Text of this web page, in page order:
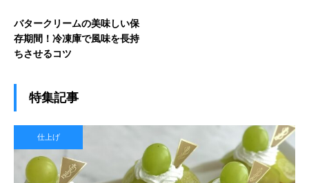
バタークリームの美味しい保
存期間！冷凍庫で風味を長持
ちさせるコツ
特集記事
仕上げ